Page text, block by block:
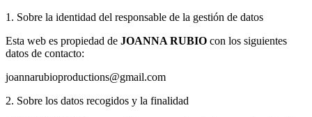
1. Sobre la identidad del responsable de la gestión de datos
Esta web es propiedad de JOANNA RUBIO con los siguientes
datos de contacto:
joannarubioproductions@gmail.com
2. Sobre los datos recogidos y la finalidad